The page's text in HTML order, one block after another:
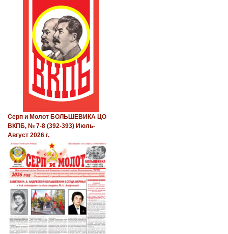
Серп и Молот БОЛЬШЕВИКА ЦО
ВКПБ, № 7-8 (392-393) Июль-
Август 2026 г.